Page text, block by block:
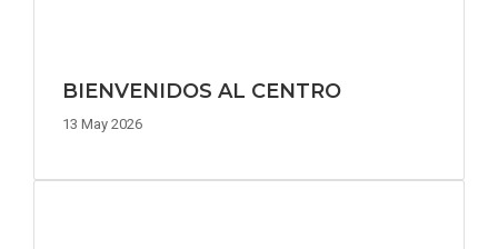
BIENVENIDOS AL CENTRO
13 May 2026